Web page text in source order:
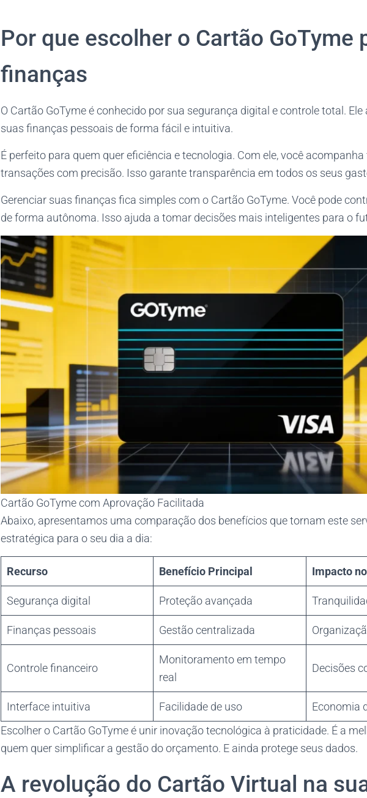
Por que escolher o Cartão GoTyme
finanças
O Cartão GoTyme é conhecido por sua segurança digital e controle total.
suas finanças pessoais de forma fácil e intuitiva.
É perfeito para quem quer eficiência e tecnologia. Com ele, você
transações com precisão. Isso garante transparência em todos os seus
Gerenciar suas finanças fica simples com o Cartão GoTyme. Você pode
de forma autônoma. Isso ajuda a tomar decisões mais inteligentes para o
Cartão GoTyme com Aprovação Facilitada
Abaixo, apresentamos uma comparação dos benefícios que tornam este
estratégica para o seu dia a dia:
Recurso Benefício Principal Impacto
Segurança digital Proteção avançada
Finanças pessoais Gestão centralizada
Controle financeiro
Monitoramento em tempo
real
Decisões
Interface intuitiva Facilidade de uso
Economia
Escolher o Cartão GoTyme é unir inovação tecnológica à praticidade. É a
quem quer simplificar a gestão do orçamento. E ainda protege seus dados.
A revolução do Cartão Virtual na